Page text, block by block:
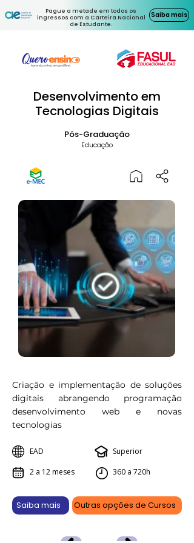
Pague a metade em todos os
ingressos com a Carteira Nacional
de Estudante.
Saiba mais
Desenvolvimento em
Tecnologias Digitais
Pós-Graduação
Educação
Criação e implementação de soluções
digitais abrangendo programação
desenvolvimento web e novas
tecnologias
EAD
2 a 12 meses
Superior
360 a 720h
Saiba mais Outras opções de Cursos